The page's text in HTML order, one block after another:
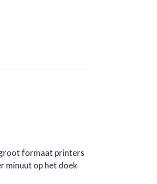
groot formaat printers
minuut op het doek